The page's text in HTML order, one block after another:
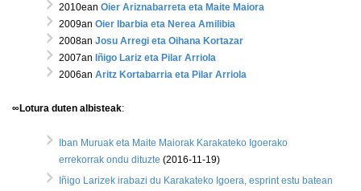
2010ean Oier Ariznabarreta eta Maite Maiora
2009an Oier Ibarbia eta Nerea Amilibia
2008an Josu Arregi eta Oihana Kortazar
2007an Iñigo Lariz eta Pilar Arriola
2006an Aritz Kortabarria eta Pilar Arriola
∞Lotura duten albisteak:
Iban Muruak eta Maite Maiorak Karakateko Igoerako
errekorrak ondu dituzte (2016-11-19)
Iñigo Larizek irabazi du Karakateko Igoera, esprint estu batean